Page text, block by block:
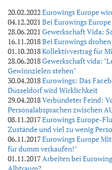
20.02.2022Eurowings Europe
04.12.2021 Bei Eurowings
28.06.2021 Gewerkschaft Vida:
16.11.2018Bei Eurowings
01.10.2018Kollektivvertrag für
28.06.2018Gewerkschaft vida:
Gewinnzielen stehen"
30.04.2018Eurowings: Das
Düsseldorf wird Wirklichkeit
29.04.2018Verbündeter Feind:
Personalabsprachen zwischen
08.11.2017Eurowings Europe-
Zustände und viel zu wenig
06.11.2017Eurowings Europe
für dumm verkaufen!"
01.11.2017Arbeiten bei